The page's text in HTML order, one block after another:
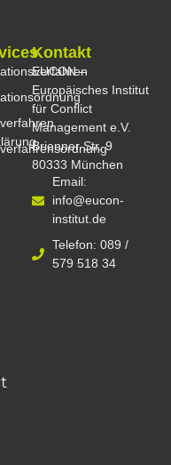
Kontakt
EUCON –
Europäisches Institut
für Conflict
Management e.V.
Brienner Str. 9
80333 München
Email:
info@eucon-
institut.de
Telefon: 089 /
579 518 34